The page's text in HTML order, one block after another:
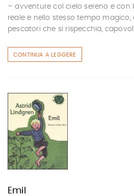
– avventure col cielo sereno e
reale e nello stesso tempo magico,
pescatori che si rispecchia,
CONTINUA A LEGGERE
Emil